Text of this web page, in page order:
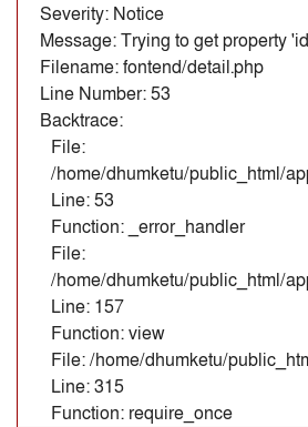
Severity: Notice
Message: Trying to get property
Filename: fontend/detail.php
Line Number: 53
Backtrace:
File:
/home/dhumketu/public_html/
Line: 53
Function: _error_handler
File:
/home/dhumketu/public_html/
Line: 157
Function: view
File: /home/dhumketu/
Line: 315
Function: require_once